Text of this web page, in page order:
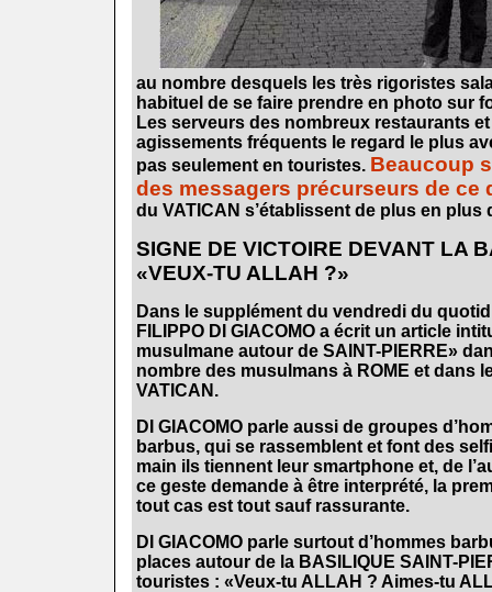
au nombre desquels les très rigoristes
habituel de se faire prendre en photo sur
Les serveurs des nombreux restaurants
agissements fréquents le regard le plus
pas seulement en touristes. Beaucoup
des messagers précurseurs de ce
du VATICAN s’établissent de plus en plus
SIGNE DE VICTOIRE DEVANT LA
«VEUX-TU ALLAH ?»
Dans le supplément du vendredi du
FILIPPO DI GIACOMO a écrit un article
musulmane autour de SAINT-PIERRE»
nombre des musulmans à ROME et dans
VATICAN.
DI GIACOMO parle aussi de groupes
barbus, qui se rassemblent et font des
main ils tiennent leur smartphone et, de
ce geste demande à être interprété, la
tout cas est tout sauf rassurante.
DI GIACOMO parle surtout d’hommes
places autour de la BASILIQUE SAINT-
touristes : «Veux-tu ALLAH ? Aimes-tu